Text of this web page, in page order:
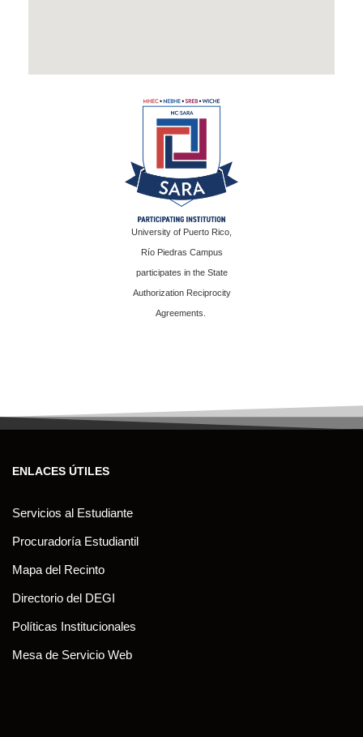
University of Puerto Rico,
Río Piedras Campus
participates in the State
Authorization Reciprocity
Agreements.
ENLACES ÚTILES
Servicios al Estudiante
Procuradoría Estudiantil
Mapa del Recinto
Directorio del DEGI
Políticas Institucionales
Mesa de Servicio Web